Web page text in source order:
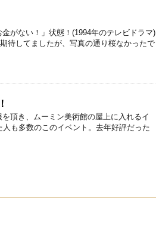
がない！」状態！(1994年のテレビドラマ)
待してましたが、写真の通り桜なかったで
頂き、ムーミン美術館の屋上に入れるイ
も多数のこのイベント。去年好評だった